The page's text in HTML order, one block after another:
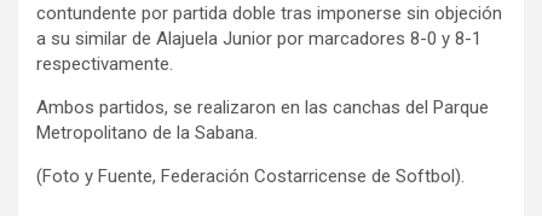
contundente por partida doble tras imponerse sin objeción
a su similar de Alajuela Junior por marcadores 8-0 y 8-1
respectivamente.
Ambos partidos, se realizaron en las canchas del Parque
Metropolitano de la Sabana.
(Foto y Fuente, Federación Costarricense de Softbol).